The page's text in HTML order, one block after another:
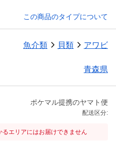
この商品のタイプについて
魚介類 貝類 アワビ
青森県
ポケマル提携のヤマト便
配送区分:
エリアにはお届けできません